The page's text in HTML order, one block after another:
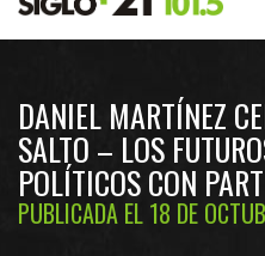
DANIEL MARTÍNEZ
SALTO – LOS
POLÍTICOS CON
PUBLICADA EL 18 DE